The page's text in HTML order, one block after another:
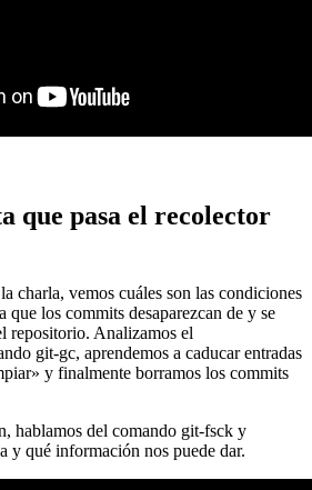
que pasa el recolector
charla, vemos cuáles son las condiciones
que los commits desaparezcan de y se
repositorio. Analizamos el
git-gc, aprendemos a caducar entradas
y finalmente borramos los commits
hablamos del comando git-fsck y
y qué información nos puede dar.